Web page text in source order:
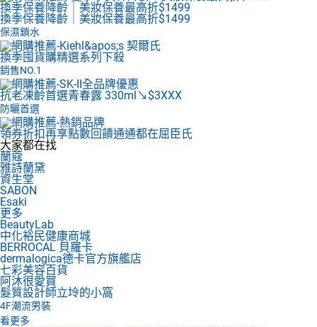
換季保養降齡｜美妝保養最高折$1499
換季保養降齡｜美妝保養最高折$1499
保濕鎖水
換季囤貨購精選系列下殺
銷售NO.1
抗老凍齡首選青春露 330ml↘$3XXX
防曬首選
領券折扣再享點數回饋通通都在屈臣氏
大家都在找
蘭蔻
雅詩蘭黛
資生堂
SABON
Esaki
更多
BeautyLab
中化裕民健康商城
BERROCAL 貝羅卡
dermalogica德卡官方旗艦店
七彩美容百貨
阿沐很愛買
髮質設計師立坽的小窩
4F潮流男裝
看更多